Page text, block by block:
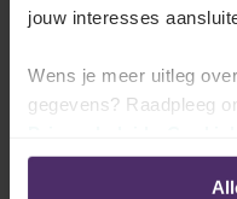
jouw interesses
Wens je meer uitleg
gegevens? Raadpleeg
Hoe ziet de
Lees meer